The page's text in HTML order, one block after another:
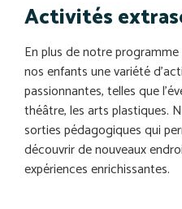
Activités
En plus de notre
nos enfants une variété
passionnantes, telles que
théâtre, les arts plastiques.
sorties pédagogiques qui
découvrir de nouveaux
expériences enrichissantes.